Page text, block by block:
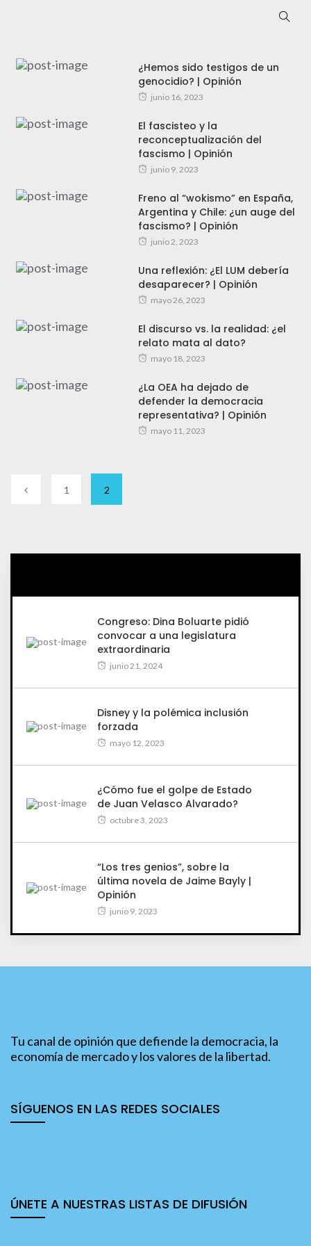
¿Hemos sido testigos de un
genocidio? | Opinión
junio 16, 2023
El fascisteo y la
reconceptualización del
fascismo | Opinión
junio 9, 2023
Freno al “wokismo” en España,
Argentina y Chile: ¿un auge del
fascismo? | Opinión
junio 2, 2023
Una reflexión: ¿El LUM debería
desaparecer? | Opinión
mayo 26, 2023
El discurso vs. la realidad: ¿el
relato mata al dato?
mayo 18, 2023
¿La OEA ha dejado de
defender la democracia
representativa? | Opinión
mayo 11, 2023
1 2
Congreso: Dina Boluarte pidió
convocar a una legislatura
extraordinaria
junio 21, 2024
Disney y la polémica inclusión
forzada
mayo 12, 2023
¿Cómo fue el golpe de Estado
de Juan Velasco Alvarado?
octubre 3, 2023
“Los tres genios”, sobre la
última novela de Jaime Bayly |
Opinión
junio 9, 2023
Tu canal de opinión que defiende la democracia, la
economía de mercado y los valores de la libertad.
SÍGUENOS EN LAS REDES SOCIALES
ÚNETE A NUESTRAS LISTAS DE DIFUSIÓN